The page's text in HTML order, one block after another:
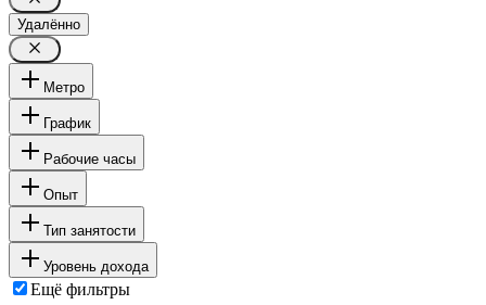
Удалённо
Метро
График
Рабочие часы
Опыт
Тип занятости
Уровень дохода
Ещё фильтры